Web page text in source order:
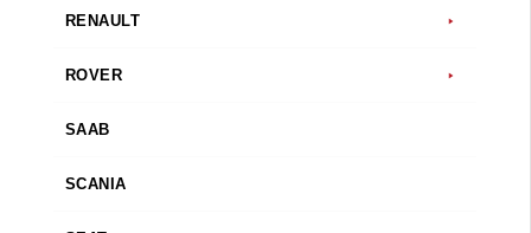
RENAULT
ROVER
SAAB
SCANIA